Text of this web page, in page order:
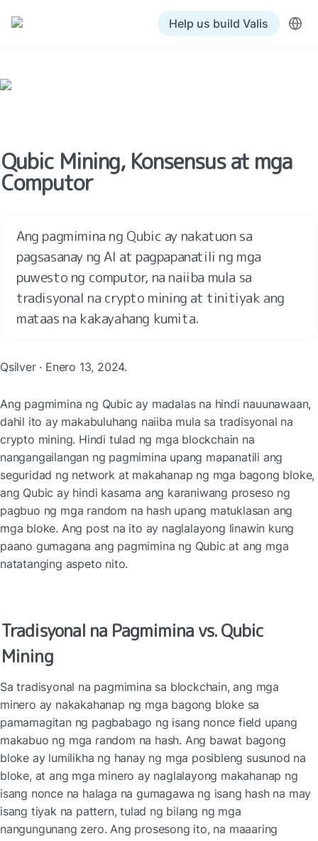
Help us build Valis
Qubic Mining, Konsensus at mga
Computor
Ang pagmimina ng Qubic ay nakatuon sa
pagsasanay ng AI at pagpapanatili ng mga
puwesto ng computor, na naiiba mula sa
tradisyonal na crypto mining at tinitiyak ang
mataas na kakayahang kumita.
Qsilver · Enero 13, 2024.
Ang pagmimina ng Qubic ay madalas na hindi nauunawaan,
dahil ito ay makabuluhang naiiba mula sa tradisyonal na
crypto mining. Hindi tulad ng mga blockchain na
nangangailangan ng pagmimina upang mapanatili ang
seguridad ng network at makahanap ng mga bagong bloke,
ang Qubic ay hindi kasama ang karaniwang proseso ng
pagbuo ng mga random na hash upang matuklasan ang
mga bloke. Ang post na ito ay naglalayong linawin kung
paano gumagana ang pagmimina ng Qubic at ang mga
natatanging aspeto nito.
Tradisyonal na Pagmimina vs. Qubic
Mining
Sa tradisyonal na pagmimina sa blockchain, ang mga
minero ay nakakahanap ng mga bagong bloke sa
pamamagitan ng pagbabago ng isang nonce field upang
makabuo ng mga random na hash. Ang bawat bagong
bloke ay lumilikha ng hanay ng mga posibleng susunod na
bloke, at ang mga minero ay naglalayong makahanap ng
isang nonce na halaga na gumagawa ng isang hash na may
isang tiyak na pattern, tulad ng bilang ng mga
nangungunang zero. Ang prosesong ito, na maaaring